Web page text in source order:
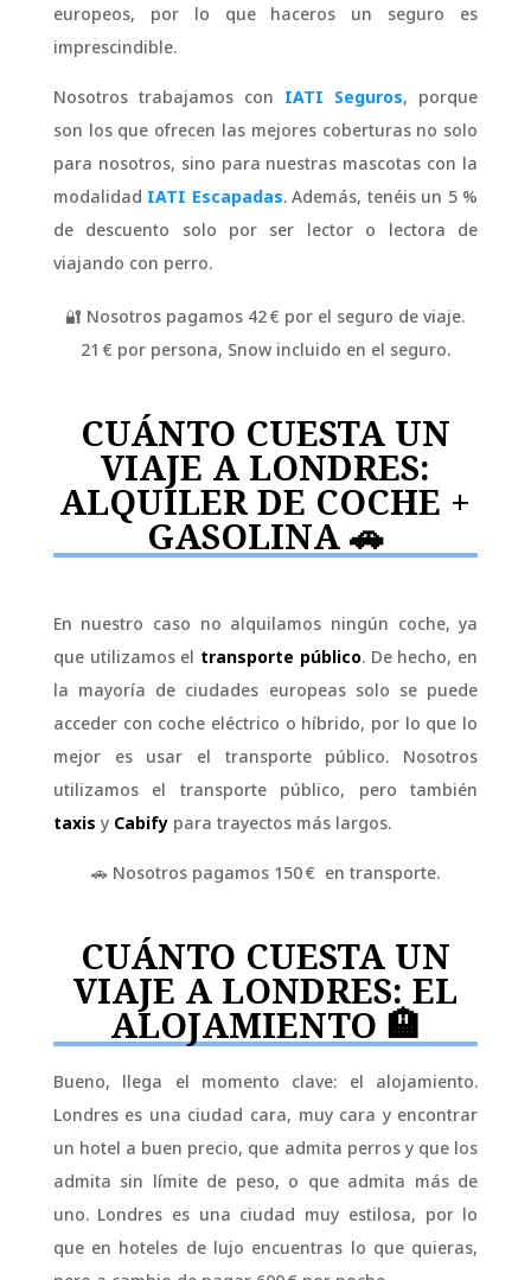
europeos, por lo que haceros un seguro es
imprescindible.
Nosotros trabajamos con IATI Seguros, porque
son los que ofrecen las mejores coberturas no solo
para nosotros, sino para nuestras mascotas con la
modalidad IATI Escapadas. Además, tenéis un 5 %
de descuento solo por ser lector o lectora de
viajando con perro.
🔐 Nosotros pagamos 42 € por el seguro de viaje.
21 € por persona, Snow incluido en el seguro.
CUÁNTO CUESTA UN
VIAJE A LONDRES:
ALQUILER DE COCHE +
GASOLINA 🚗
En nuestro caso no alquilamos ningún coche, ya
que utilizamos el transporte público. De hecho, en
la mayoría de ciudades europeas solo se puede
acceder con coche eléctrico o híbrido, por lo que lo
mejor es usar el transporte público. Nosotros
utilizamos el transporte público, pero también
taxis y Cabifypara trayectos más largos.
🚗 Nosotros pagamos 150 € en transporte.
CUÁNTO CUESTA UN
VIAJE A LONDRES: EL
ALOJAMIENTO 🏨
Bueno, llega el momento clave: el alojamiento.
Londres es una ciudad cara, muy cara y encontrar
un hotel a buen precio, que admita perros y que los
admita sin límite de peso, o que admita más de
uno. Londres es una ciudad muy estilosa, por lo
que en hoteles de lujo encuentras lo que quieras,